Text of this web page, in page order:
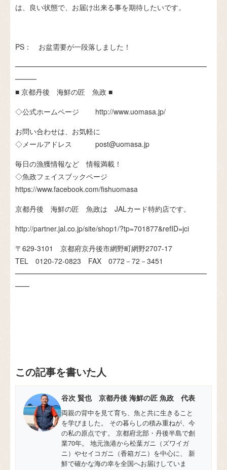
は、良い状態で、お届け出来る事を期待したいです。
PS： お盆需要が一段落しました！
━━━━━━━━━━━━━━━━━━━━━━━━━━━
━━━
■ 京都丹後 海鮮の匠 魚政 ■
◇公式ホームページ http://www.uomasa.jp/
お問い合わせは、お気軽に
◇メールアドレス post@uomasa.jp
毎日の漁獲情報など 情報満載！
◇魚政フェイスブックページ
https://www.facebook.com/fishuomasa
京都丹後 海鮮の匠 魚政は JALカード特約店です。
http://partner.jal.co.jp/site/shop1/?tp=701877&refID=jci
〒629-3101 京都府京丹後市網野町網野2707-17
TEL 0120-72-0823 FAX 0772－72－3451
━━━━━━━━━━━━━━━━━━━━━━━━━━━
━━
この記事を書いた人
谷次 賢也 京都丹後 海鮮の匠 魚政 代表
両親の背中を見て育ち、魚と共に生きること
を学びました。 その暮らしの積み重ねが、今
の私の原点です。 京都府北部・丹後半島で創
業70年。 地元漁港から松葉ガニ（ズワイガ
ニ）やセイコガニ（香箱ガニ）を中心に、 新
鮮で確かな海の幸を全国へお届けしていま